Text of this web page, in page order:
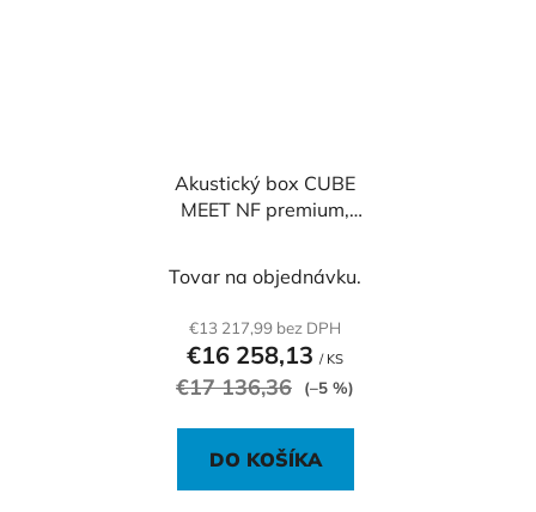
Akustický box CUBE
MEET NF premium,
Tovar na objednávku.
€13 217,99 bez DPH
€16 258,13 / KS
€17 136,36 (–5 %)
DO KOŠÍKA